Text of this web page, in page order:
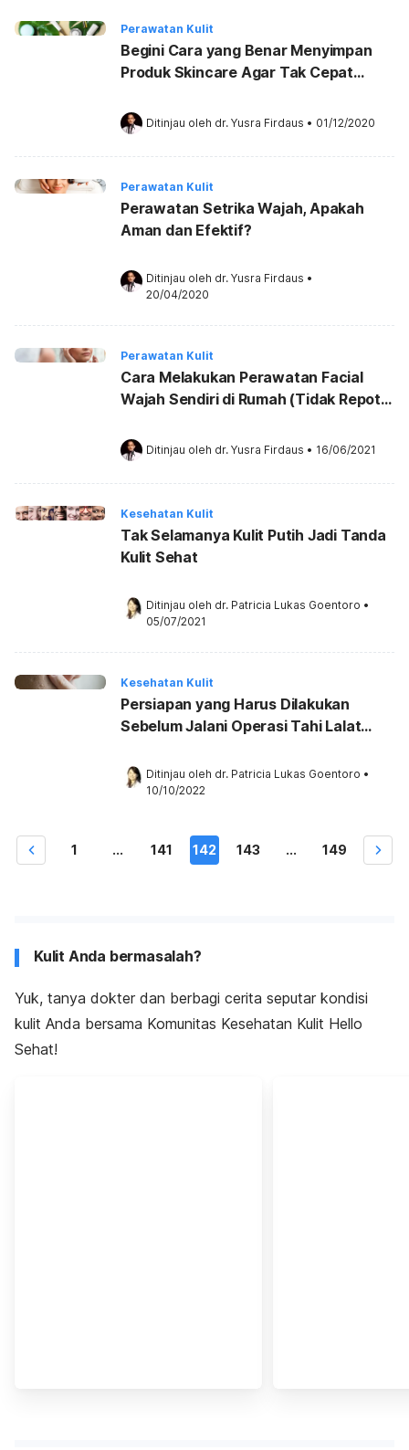
Perawatan Kulit
Begini Cara yang Benar Menyimpan
Produk Skincare Agar Tak Cepat
Ditinjau oleh dr. Yusra Firdaus • 01/12/2020
Perawatan Kulit
Perawatan Setrika Wajah, Apakah
Aman dan Efektif?
Ditinjau oleh dr. Yusra Firdaus •
20/04/2020
Perawatan Kulit
Cara Melakukan Perawatan Facial
Wajah Sendiri di Rumah (Tidak Repot,
Ditinjau oleh dr. Yusra Firdaus • 16/06/2021
Kesehatan Kulit
Tak Selamanya Kulit Putih Jadi Tanda
Kulit Sehat
Ditinjau oleh dr. Patricia Lukas Goentoro •
05/07/2021
Kesehatan Kulit
Persiapan yang Harus Dilakukan
Sebelum Jalani Operasi Tahi Lalat
Ditinjau oleh dr. Patricia Lukas Goentoro •
10/10/2022
1 ... 141 142 143 ... 149
Kulit Anda bermasalah?
Yuk, tanya dokter dan berbagi cerita seputar kondisi
kulit Anda bersama Komunitas Kesehatan Kulit Hello
Sehat!